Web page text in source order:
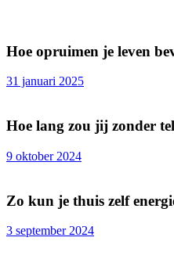
Hoe opruimen je leven
31 januari 2025
Hoe lang zou jij zonder
9 oktober 2024
Zo kun je thuis zelf
3 september 2024